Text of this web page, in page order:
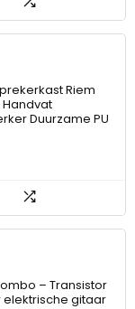
Riem
Duurzame PU
– Transistor
gitaar